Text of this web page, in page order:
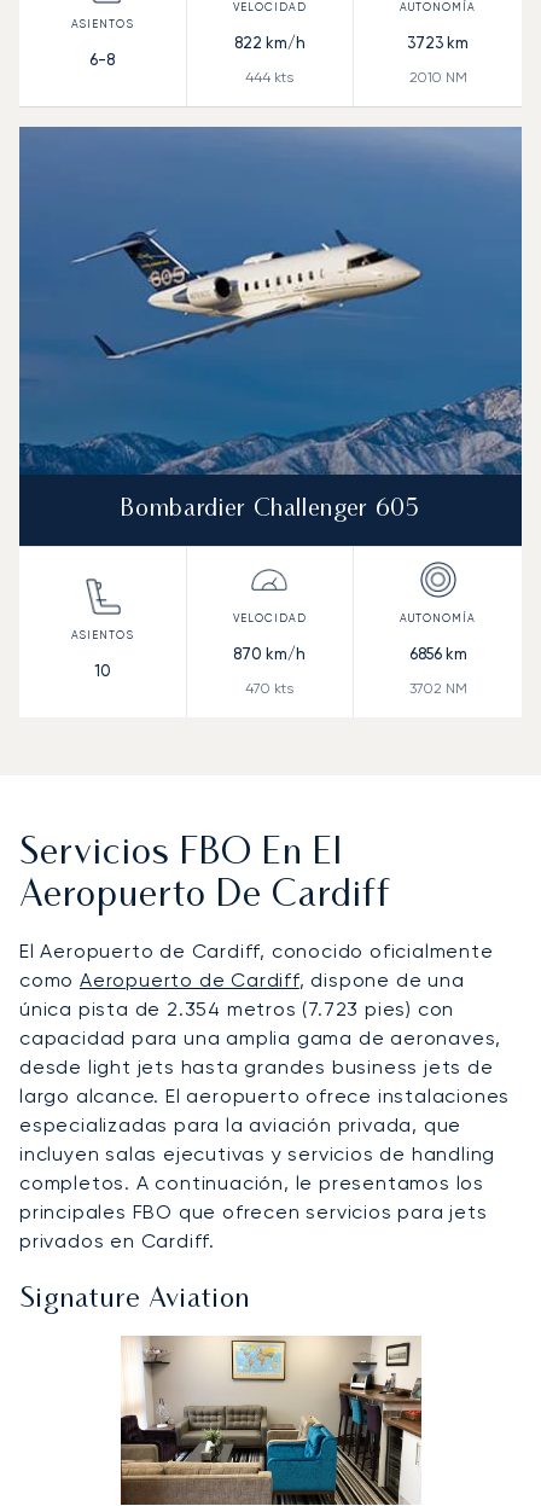
6-8
822 km/h
444 kts
3723 km
2010 NM
Bombardier Challenger 605
10
870 km/h
470 kts
6856km
3702 NM
Servicios FBO En El
Aeropuerto De Cardiff
El Aeropuerto de Cardiff, conocido oficialmente
como Aeropuerto de Cardiff, dispone de una
única pista de 2.354 metros (7.723 pies) con
capacidad para una amplia gama de aeronaves,
desde light jets hasta grandes business jets de
largo alcance. El aeropuerto ofrece instalaciones
especializadas para la aviación privada, que
incluyen salas ejecutivas y servicios de handling
completos. A continuación, le presentamos los
principales FBO que ofrecen servicios para jets
privados en Cardiff.
Signature Aviation